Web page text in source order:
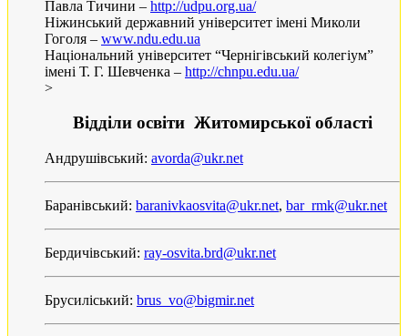
Павла Тичини – http://udpu.org.ua/
Ніжинський державний університет імені Миколи
Гоголя – www.ndu.edu.ua
Національний університет “Чернігівський колегіум”
імені Т. Г. Шевченка – http://chnpu.edu.ua/
>
Відділи освіти Житомирської області
Андрушівський: avorda@ukr.net
Баранівський: baranivkaosvita@ukr.net, bar_rmk@ukr.net
Бердичівський: ray-osvita.brd@ukr.net
Брусиліський: brus_vo@bigmir.net